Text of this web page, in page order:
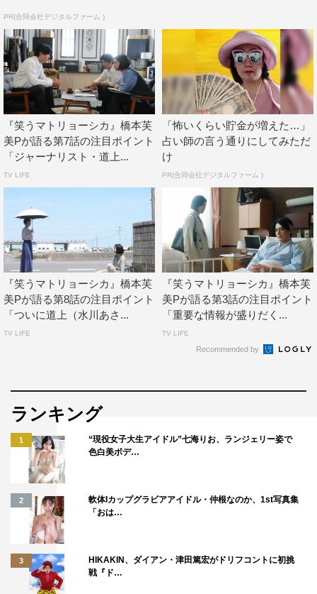
第6話（8月2日放送）あらすじ
次期官房長官として清家（櫻井翔）に白羽の矢が立つ中、
ヒトラーの危険思想を持つ浩子（高岡早紀）が清家をコン
トロールしていると確信し、このまま清家に権力を持たせ
てはいけないと危機感を募らせる道上（水川あさみ）。
その矢先、とある場所で浩子と遭遇した道上はそのあとを
そしてたどり着いた先で道上は、清家のこれまでの発言に
つながる新たな事実をつかむことに。
そんな中、清家がついに官房長官に就任する。
清家との出会いからこれまでの軌跡を思いながら、2人
の“悲願”が達成されたことに胸を熱くする鈴木（玉山鉄
二）だったが、その裏には浩子の影が忍び寄っていて…。
金曜ドラマ『笑うマトリョーシカ』
TBS系
＜キャスト＞
道上香苗：水川あさみ
鈴木俊哉：玉山鉄二
山中尊志：丸山智己
佐々木光一：渡辺大
青山直樹：曽田陵介
PR(合同会社デジタルファーム )
『笑うマトリョーシカ』橋本芙
美Pが語る第7話の注目ポイント
「ジャーナリスト・道上...
TV LIFE
「怖いくらい貯金が増えた…」
占い師の言う通りにしてみただ
け
PR(合同会社デジタルファーム )
『笑うマトリョーシカ』橋本芙
美Pが語る第8話の注目ポイント
「ついに道上（水川あさ...
TV LIFE
『笑うマトリョーシカ』橋本芙
美Pが語る第3話の注目ポイント
「重要な情報が盛りだく...
TV LIFE
Recommended by
ランキング
1
“現役女子大生アイドル”七海りお、ランジェリー姿で
色白美ボデ…
2
軟体Iカップグラビアアイドル・仲根なのか、1st写真集
「おは…
3
HIKAKIN、ダイアン・津田篤宏がドリフコントに初挑
戦『ド…